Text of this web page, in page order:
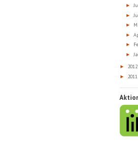
►
►
►
►
►
►
► 2012
► 2011